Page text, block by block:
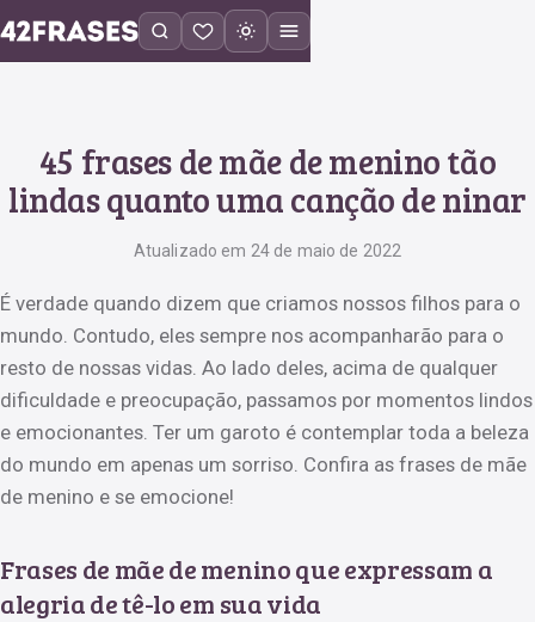
45 frases de mãe de menino tão
lindas quanto uma canção de ninar
Atualizado em 24 de maio de 2022
É verdade quando dizem que criamos nossos filhos para o
mundo. Contudo, eles sempre nos acompanharão para o
resto de nossas vidas. Ao lado deles, acima de qualquer
dificuldade e preocupação, passamos por momentos lindos
e emocionantes. Ter um garoto é contemplar toda a beleza
do mundo em apenas um sorriso. Confira as frases de mãe
de menino e se emocione!
Frases de mãe de menino que expressam a
alegria de tê-lo em sua vida